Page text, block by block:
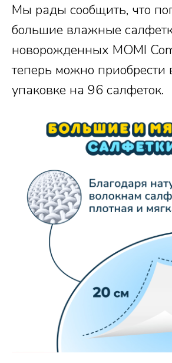
Мы рады сообщить, что
большие влажные
новорожденных MOMI
теперь можно приобрести
упаковке на 96 салфеток.